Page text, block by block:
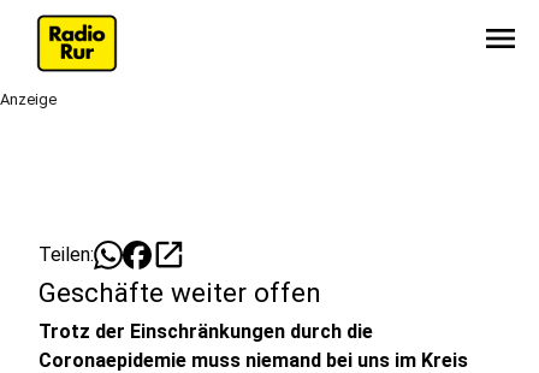
menu
Anzeige
Teilen: open_in_new
Geschäfte weiter offen
Trotz der Einschränkungen durch die
Coronaepidemie muss niemand bei uns im Kreis